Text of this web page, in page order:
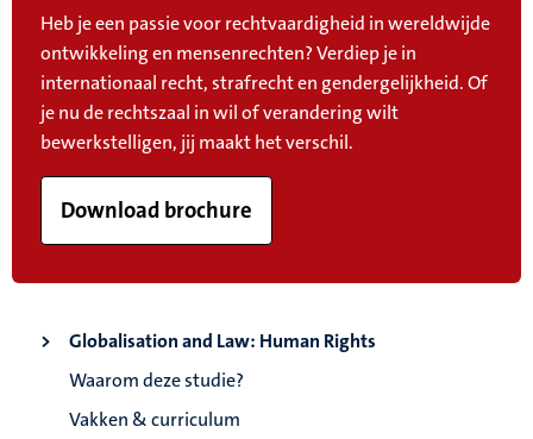
Heb je een passie voor rechtvaardigheid in wereldwijde
ontwikkeling en mensenrechten? Verdiep je in
internationaal recht, strafrecht en gendergelijkheid. Of
je nu de rechtszaal in wil of verandering wilt
bewerkstelligen, jij maakt het verschil.
Download brochure
Globalisation and Law: Human Rights
Waarom deze studie?
Vakken & curriculum